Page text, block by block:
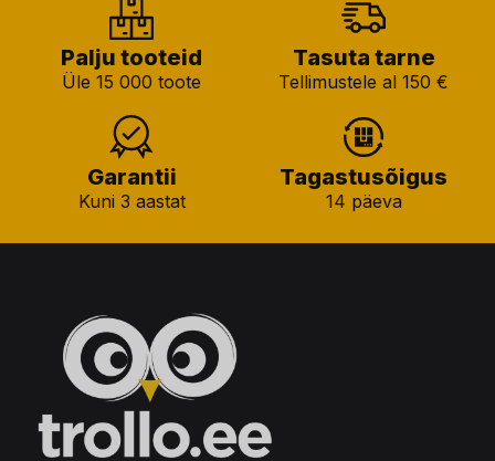
Palju tooteid
Üle 15 000 toote
Tasuta tarne
Tellimustele al 150 €
Garantii
Kuni 3 aastat
Tagastusõigus
14 päeva